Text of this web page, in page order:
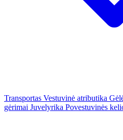
Transportas Vestuvinė atributika
gėrimai Juvelyrika Povestuvinės